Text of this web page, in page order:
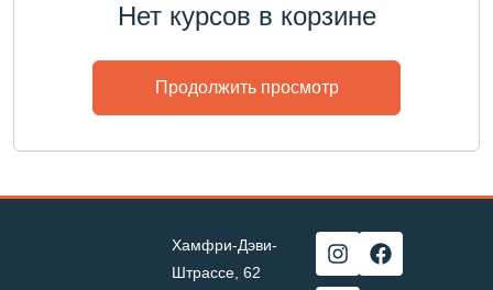
Нет курсов в корзине
Продолжить просмотр
Хамфри-Дэви-
Штрассе, 62